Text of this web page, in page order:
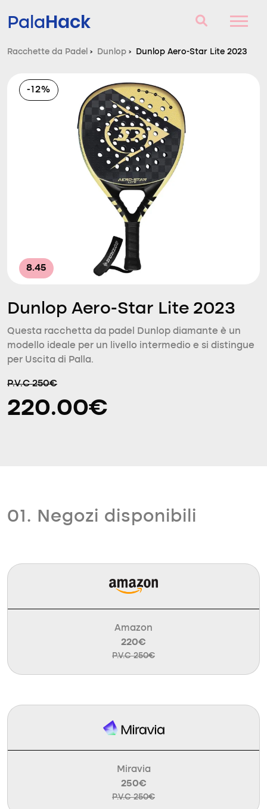
PalaHack
Domande e risposte
Comparatore
Racchette da Padel › Dunlop › Dunlop Aero-Star Lite 2023
-12%
8.45
Dunlop Aero-Star Lite 2023
Questa racchetta da padel Dunlop diamante è un
modello ideale per un livello intermedio e si distingue
per Uscita di Palla.
P.V.C 250€
220.00€
01. Negozi disponibili
Amazon
220€
P.V.C 250€
Miravia
250€
P.V.C 250€